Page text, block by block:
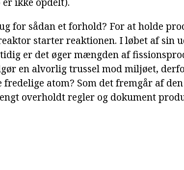
for sådan et forhold? For at holde
starter reaktionen. I løbet af sin
er det øger mængden af
en alvorlig trussel mod miljøet,
atom? Som det fremgår af
overholdt regler og dokument